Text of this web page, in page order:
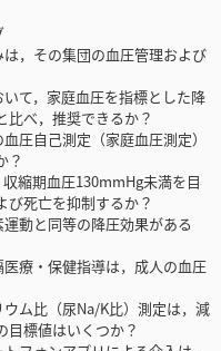
，その集団の血圧管理および
て，家庭血圧を指標とした降
比べ，推奨できるか？
圧自己測定（家庭血圧測定）
？
縮期血圧130mmHg未満を目
び死亡を抑制するか？
動と同等の降圧効果がある
療・保健指導は，成人の血圧
ム比（尿Na/K比）測定は，減
目標値はいくつか？